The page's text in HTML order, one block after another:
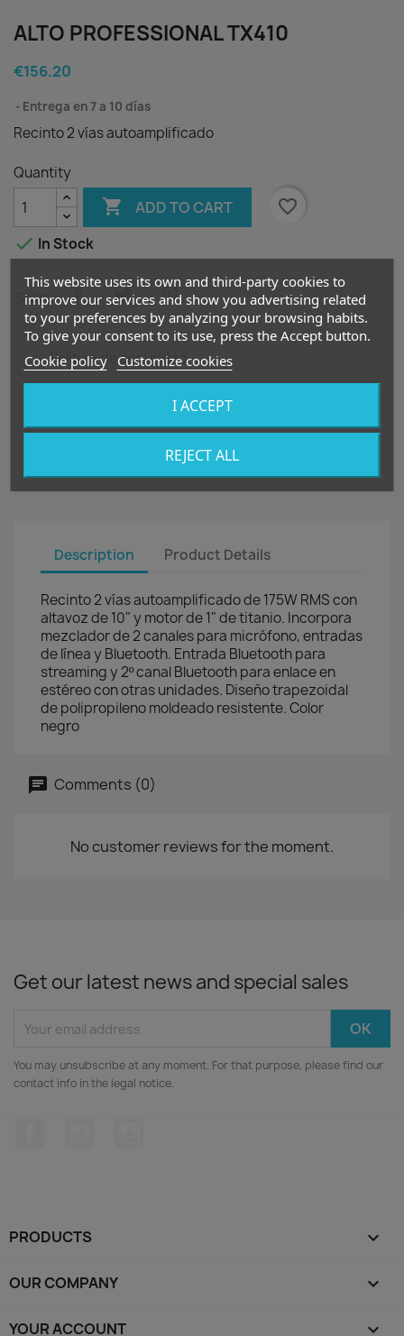
ALTO PROFESSIONAL TX410
€156.20
Entrega en 7 a 10 días
Recinto 2 vías autoamplificado
Quantity
 ADD TO CART
favorite_border
 In Stock
Share
Política de seguridad
Política de devolución
Description Product Details
Recinto 2 vías autoamplificado de 175W RMS con
altavoz de 10" y motor de 1" de titanio. Incorpora
mezclador de 2 canales para micrófono, entradas
de línea y Bluetooth. Entrada Bluetooth para
streaming y 2º canal Bluetooth para enlace en
estéreo con otras unidades. Diseño trapezoidal
de polipropileno moldeado resistente. Color
negro
Comments (0)
No customer reviews for the moment.
Get our latest news and special sales
You may unsubscribe at any moment. For that purpose, please find our
contact info in the legal notice.
PRODUCTS 
OUR COMPANY 
YOUR ACCOUNT 
This website uses its own and third-party cookies to
improve our services and show you advertising related
to your preferences by analyzing your browsing habits.
To give your consent to its use, press the Accept button.
Cookie policy
Customize cookies
REJECT ALL
I ACCEPT